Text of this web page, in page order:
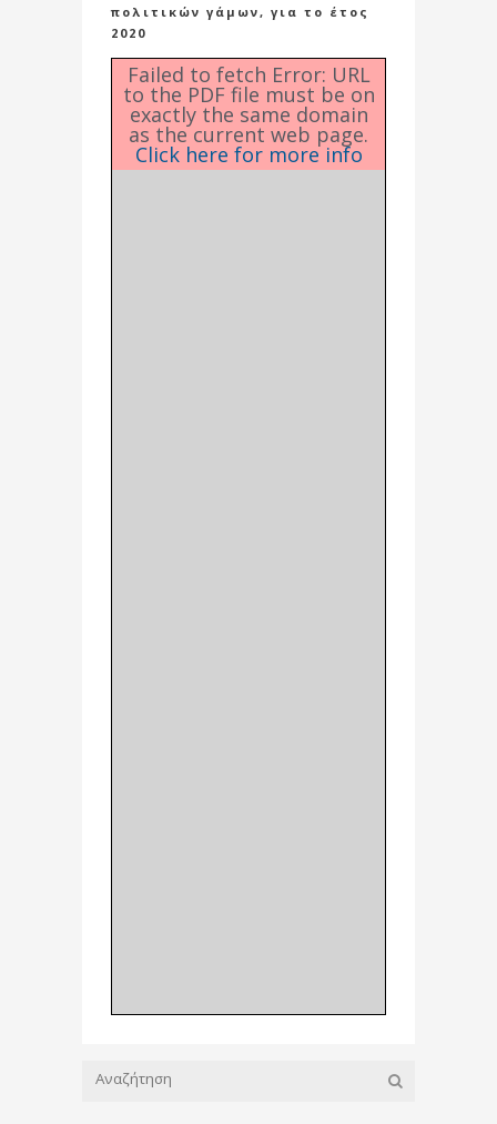
πολιτικών γάμων, για το έτος
2020
Failed to fetch Error: URL
to the PDF file must be on
exactly the same domain
as the current web page.
Click here for more info